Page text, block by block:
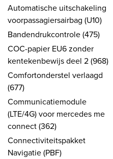
Automatische uitschakeling
voorpassagiersairbag (U10)
Bandendrukcontrole (475)
COC-papier EU6 zonder
kentekenbewijs deel 2 (968)
Comfortonderstel verlaagd
(677)
Communicatiemodule
(LTE/4G) voor mercedes me
connect (362)
Connectiviteitspakket
Navigatie (PBF)